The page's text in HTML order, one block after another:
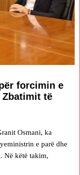
forcimin e
të
Osmani, ka
e parë dhe
Në këtë takim,